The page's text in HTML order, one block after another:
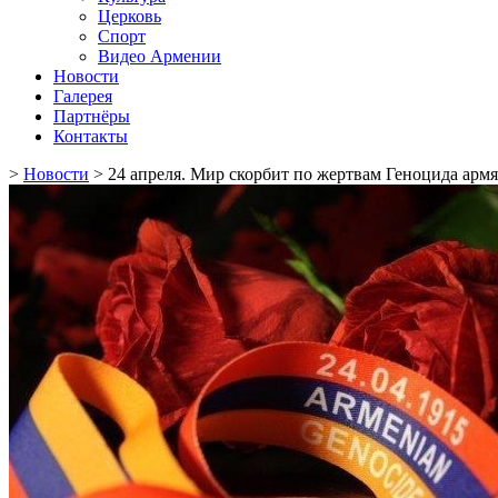
Церковь
Спорт
Видео Армении
Новости
Галерея
Партнёры
Контакты
> Новости > 24 апреля. Мир скорбит по жертвам Геноцида